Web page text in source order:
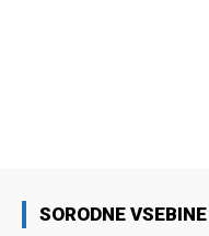
SORODNE VSEBINE